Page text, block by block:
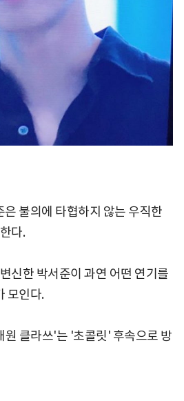
불의에 타협하지 않는 우직한
다.
신한 박서준이 과연 어떤 연기를
모인다.
원 클라쓰'는 '초콜릿' 후속으로 방